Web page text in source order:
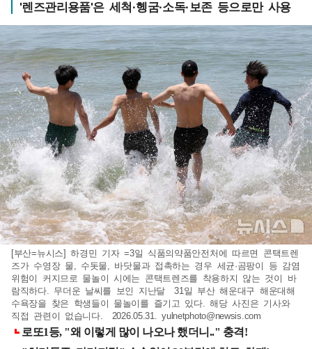
'렌즈관리용품'은 세척·헹굼·소독·보존 등으로만 사용
[부산=뉴시스] 하경민 기자 =3일 식품의약품안전처에 따르면 콘택트렌
즈가 수영장 물, 수돗물, 바닷물과 접촉하는 경우 세균·곰팡이 등 감염
위험이 커지므로 물놀이 시에는 콘택트렌즈를 착용하지 않는 것이 바
람직하다. 무더운 날씨를 보인 지난달 31일 부산 해운대구 해운대해
수욕장을 찾은 학생들이 물놀이를 즐기고 있다. 해당 사진은 기사와
직접 관련이 없습니다. 2026.05.31.yulnetphoto@newsis.com